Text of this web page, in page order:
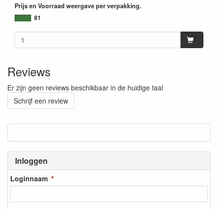
Inloggen
Loginnaam
Prijs en Voorraad weergave per verpakking.
81
Reviews
Er zijn geen reviews beschikbaar in de huidige taal
Schrijf een review